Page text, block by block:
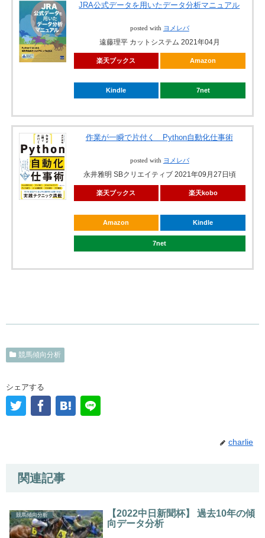
JRA公式データを用いたデータ分析マニュアル
posted with ヨメレバ
遠藤理平 カットシステム 2021年04月
楽天ブックス Amazon
Kindle 7net
作業が一瞬で片付く Python自動化仕事術
posted with ヨメレバ
永井雅明 SBクリエイティブ 2021年09月27日頃
楽天ブックス 楽天kobo
Amazon Kindle
7net
競馬傾向分析
シェアする
charlie
関連記事
競馬傾向分析
【2022中日新聞杯】 過去10年の傾
向データ分析